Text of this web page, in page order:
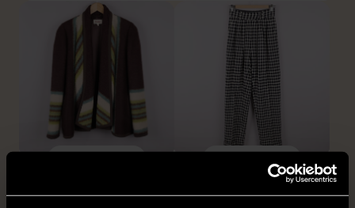
Kenzo - Jacka - Cape -
Kenzo - Byxa - Hög Midja